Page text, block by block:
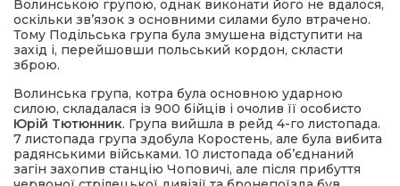
Волинською групою, однак виконати його не вдалося,
оскільки зв’язок з основними силами було втрачено.
Тому Подільська група була змушена відступити на
захід і, перейшовши польський кордон, скласти
зброю.
Волинська група, котра була основною ударною
силою, складалася із 900 бійців і очолив її особисто
Юрій Тютюнник. Група вийшла в рейд 4-го листопада.
7 листопада група здобула Коростень, але була вибита
радянськими військами. 10 листопада об’єднаний
загін захопив станцію Чоповичі, але після прибуття